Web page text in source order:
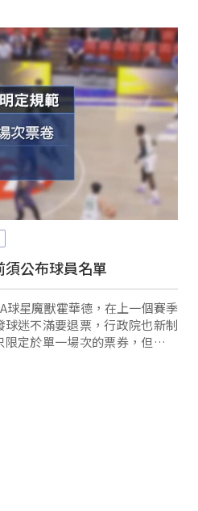
公布球員名單
球星魔獸霍華德，在上一個賽季
迷不滿要退票，行政院也新制
定於單一場次的票券，但季票
布出賽名單 。